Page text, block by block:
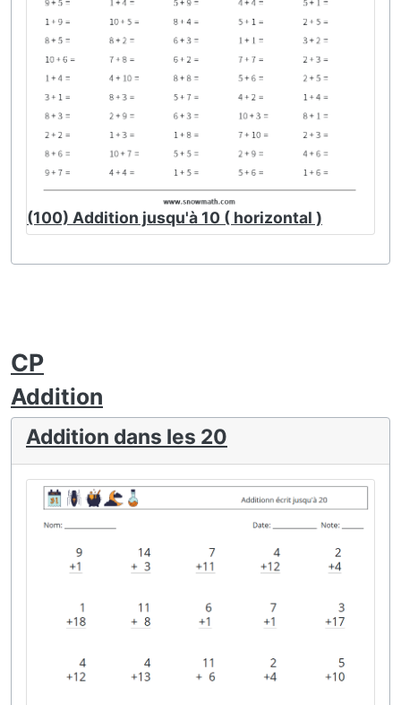
(100) Addition jusqu'à 10 ( horizontal )
CP
Addition
Addition dans les 20